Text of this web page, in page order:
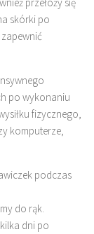
skórki po
po wykonaniu
fizycznego,
komputerze,
podczas
do rąk.
dni po